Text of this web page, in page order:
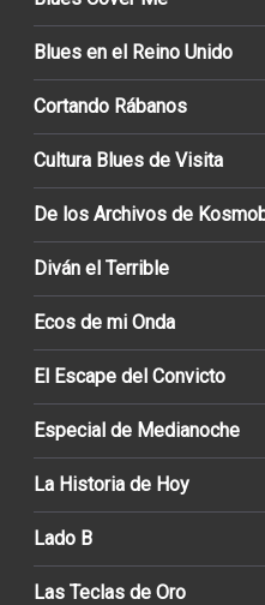
Blues en el Reino Unido
Cortando Rábanos
Cultura Blues de Visita
De los Archivos de
Diván el Terrible
Ecos de mi Onda
El Escape del Convicto
Especial de Medianoche
La Historia de Hoy
Lado B
Las Teclas de Oro